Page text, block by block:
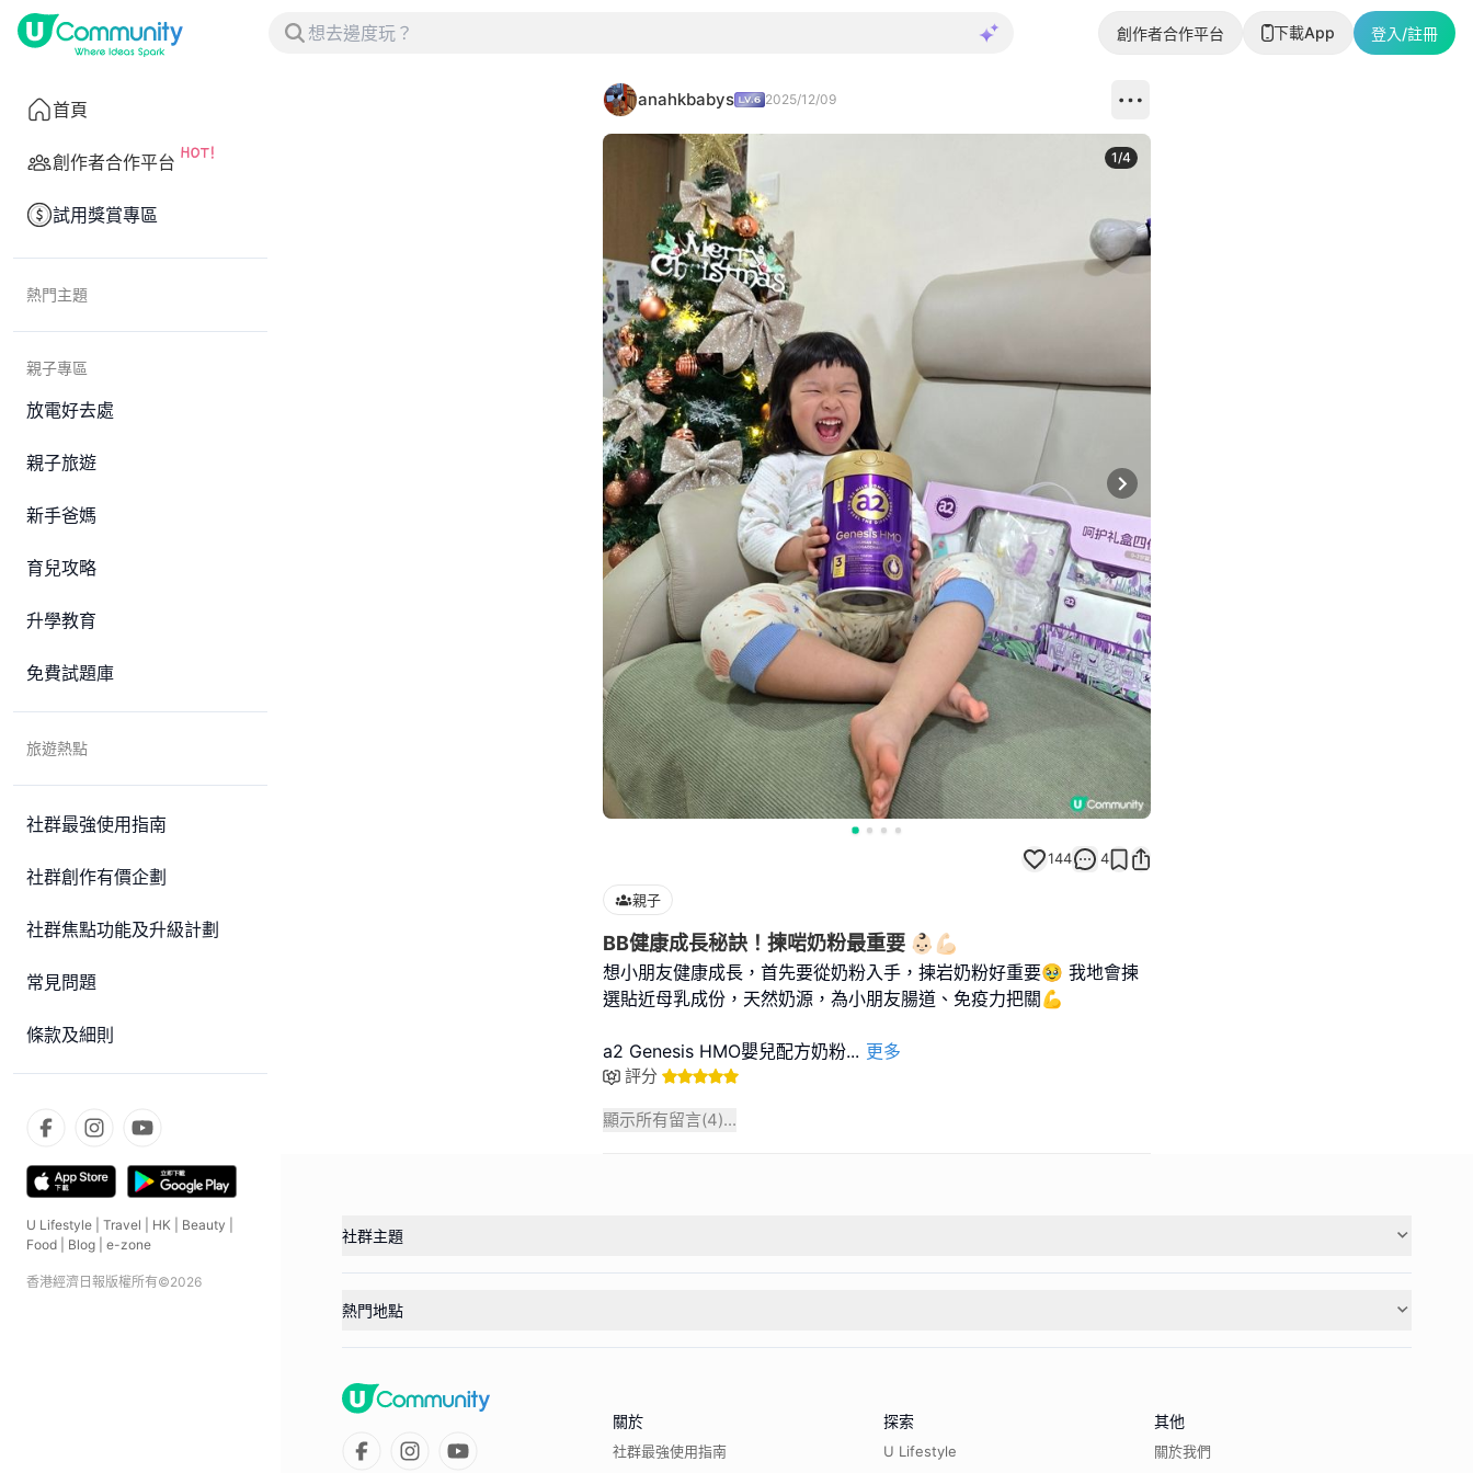
創作者合作平台 下載App 登入/註冊
首頁
創作者合作平台
試用獎賞專區
熱門主題
親子專區
放電好去處
親子旅遊
新手爸媽
育兒攻略
升學教育
免費試題庫
旅遊熱點
社群最強使用指南
社群創作有價企劃
社群焦點功能及升級計劃
常見問題
條款及細則
U Lifestyle Travel HK Beauty
Food
Blog e-zone
香港經濟日報版權所有©2026
anahkbabys 2025/12/09
Next slide
1/4
144 4
親子
BB健康成長秘訣！揀啱奶粉最重要 👶🏻💪🏻
想小朋友健康成長，首先要從奶粉入手，揀岩奶粉好重要🥹 我地會揀
選貼近母乳成份，天然奶源，為小朋友腸道、免疫力把關💪
a2 Genesis HMO嬰兒配方奶粉... 更多
評分
顯示所有留言(4)...
社群主題
熱門地點
關於
社群最強使用指南
探索
U Lifestyle
其他
關於我們